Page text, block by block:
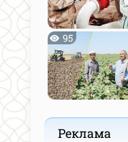
95
Реклама